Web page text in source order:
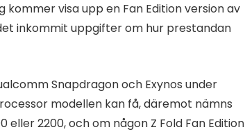
visa upp en Fan Edition version av
inkommit uppgifter om hur prestandan
Snapdragon och Exynos under
modellen kan få, däremot nämns
2200, och om någon Z Fold Fan Edition